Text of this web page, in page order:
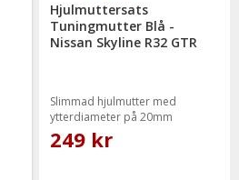
Hjulmuttersats
Tuningmutter Blå -
Nissan Skyline R32 GTR
Slimmad hjulmutter med
ytterdiameter på 20mm
249 kr